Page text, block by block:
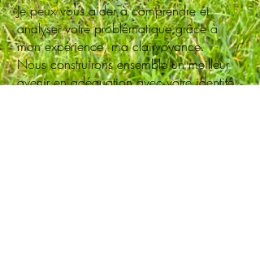
Je peux vous aider à comprendre et
analyser votre problématique grâce à
mon expérience, ma clairvoyance.
Nous construirons ensemble un meilleur
avenir en adéquation avec votre identité .